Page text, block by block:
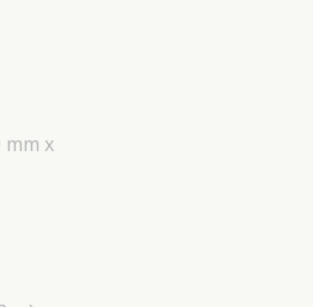
mm x